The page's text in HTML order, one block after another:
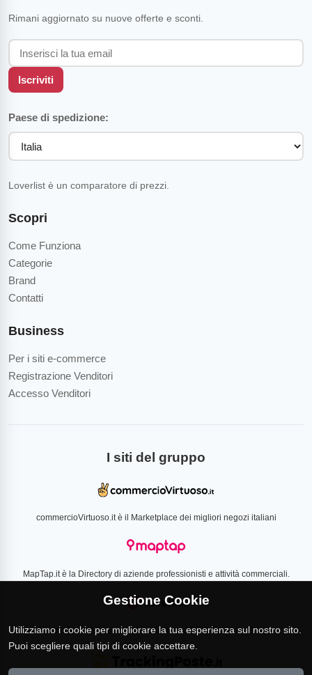
Scopri
Come Funziona
Categorie
Brand
Contatti
Business
Per i siti e-commerce
Registrazione Venditori
Accesso Venditori
Rimani aggiornato su nuove offerte e sconti.
Iscriviti
Paese di spedizione:
Loverlist è un comparatore di prezzi.
I siti del gruppo
commercioVirtuoso.it è il Marketplace dei migliori negozi italiani
MapTap.it è la Directory di aziende professionisti e attività commerciali.
Loverlist.com è il comparatore di prezzo CSS certificato Google
Gestione Cookie
Utilizziamo i cookie per migliorare la tua esperienza sul nostro sito.
Puoi scegliere quali tipi di cookie accettare.